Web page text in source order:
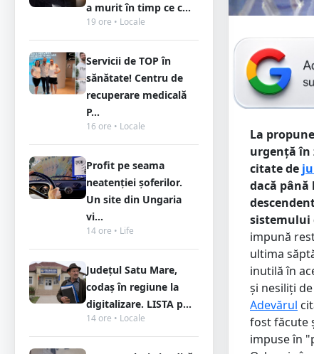
a murit în timp ce c...
19 ore • Locale
Servicii de TOP în
sănătate! Centru de
recuperare medicală
P...
16 ore • Locale
Profit pe seama
neatenției șoferilor.
Un site din Ungaria
vi...
14 ore • Life
Județul Satu Mare,
codaș în regiune la
digitalizare. LISTA p...
14 ore • Locale
La
urgenţă în
citate de
dacă
sistemului
impună
ultima
inutilă în
şi nesiliţi
Adevărul
fost făcute
impuse în